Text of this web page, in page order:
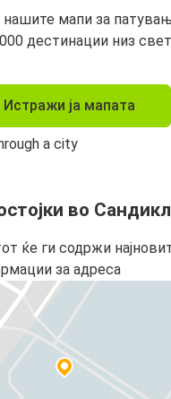
нашите мапи за
дестинации низ
Истражи ја мапата
во
ќе ги содржи
за адреса